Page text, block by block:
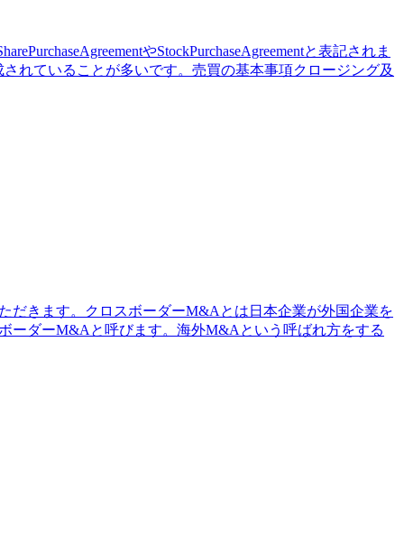
やStockPurchaseAgreementと表記されま
れていることが多いです。売買の基本事項クロージング及
だきます。クロスボーダーM&Aとは日本企業が外国企業を
ーダーM&Aと呼びます。海外M&Aという呼ばれ方をする